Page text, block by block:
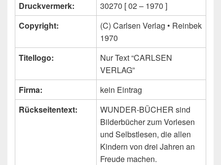
Druckvermerk:
30270 [ 02 – 1970 ]
Copyright:
(C) Carlsen Verlag • Reinbek
1970
Titellogo:
Nur Text “CARLSEN
VERLAG”
Firma:
kein Eintrag
Rückseitentext:
WUNDER-BÜCHER sind
Bilderbücher zum Vorlesen
und Selbstlesen, die allen
Kindern von drei Jahren an
Freude machen.